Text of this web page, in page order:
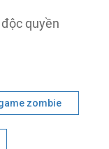
quyền
zombie